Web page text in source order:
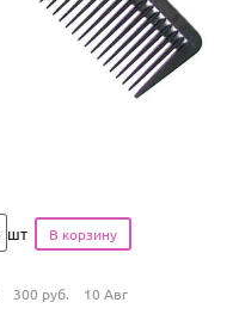
шт
300 руб. 10 Авг